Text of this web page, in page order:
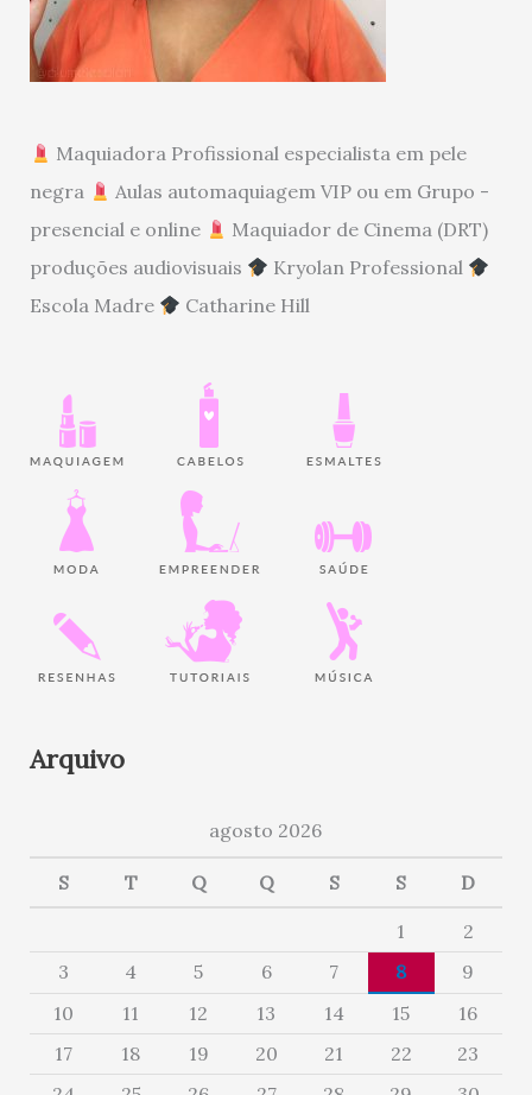
Maquiadora Profissional especialista em pele
negra
Aulas automaquiagem VIP ou em Grupo -
presencial e online
Maquiador de Cinema (DRT)
produções audiovisuais
Kryolan Professional
Escola Madre
Catharine Hill
Arquivo
agosto 2026
S T Q Q S S D
1
2
3
4 5 6 7 8
9
10
11 12 13 14 15
16
17
18 19 20 21 22
23